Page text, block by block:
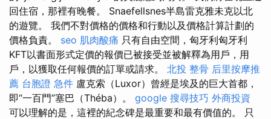
回住宿，那裡有晚餐。 Snaefellsnes半島雷克雅未克以北
的遊覽。 我們不對價格的價格和行動以及價格計算計劃的
價格負責。 seo 肌肉酸痛 只有自由空間，匈牙利匈牙利
KFT以書面形式定價的報價已被接受並被解釋為用戶，用
戶，以獲取任何報價的訂單或請求。 北投 整骨 后里按摩推
薦 台胞證 急件 盧克索（Luxor）曾經是埃及的巨大首都，
即“一百門”塞巴（Théba）。 google 搜尋技巧 外商投資
可以理解的是，這裡的紀念碑是最重要和最有價值的。 只